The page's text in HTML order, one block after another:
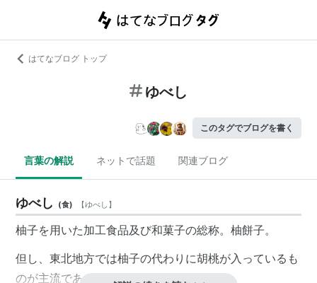
はてなブログ トップ
ゆべし
このタグでブログを書く
言葉の解説 ネットで話題 関連ブログ
ゆべし (食) 【ゆべし 】
柚子を用いた加工食品及び和菓子の総称。柚餅子。
但し、東北地方では柚子の代わりに胡桃が入っているも
のが主流である。